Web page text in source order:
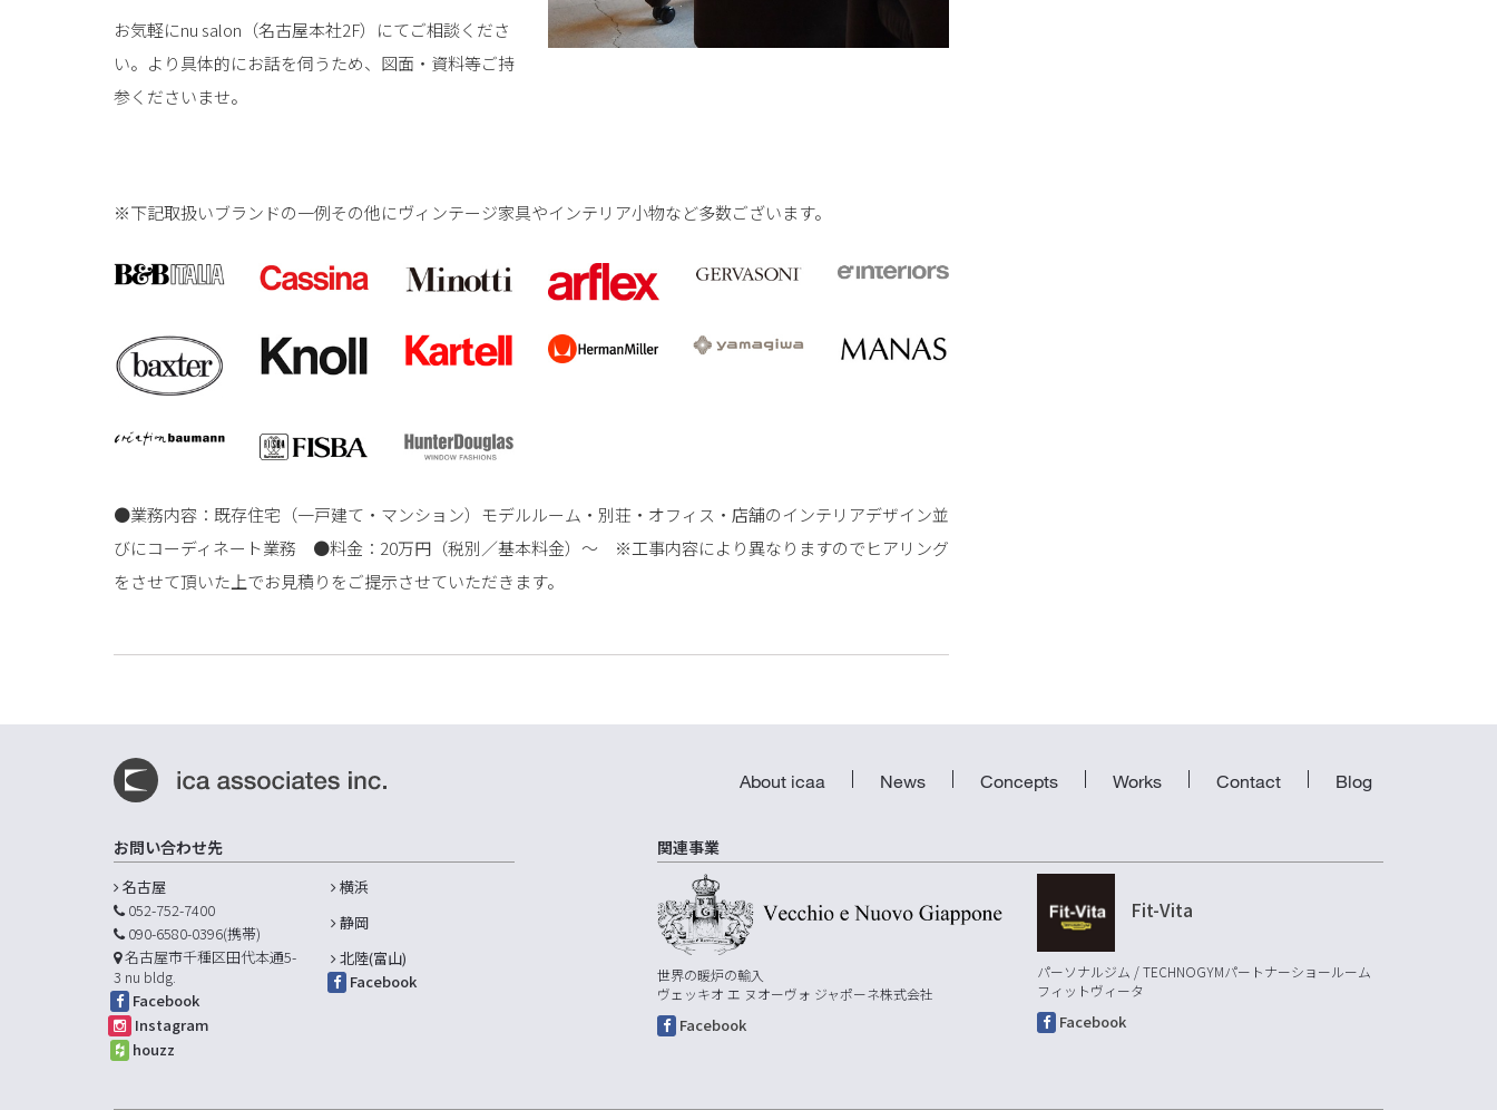
お気軽にnu salon（名古屋本社2F）にてご相談くださ
い。より具体的にお話を伺うため、図面・資料等ご持
参くださいませ。
※下記取扱いブランドの一例その他にヴィンテージ家具やインテリア小物など多数ございます。
●業務内容：既存住宅（一戸建て・マンション）モデルルーム・別荘・オフィス・店舗のインテリアデザイン並
びにコーディネート業務 ●料金：20万円（税別／基本料金）〜 ※工事内容により異なりますのでヒアリング
をさせて頂いた上でお見積りをご提示させていただきます。
About icaa News Concepts Works Contact Blog
お問い合わせ先
名古屋
052-752-7400
090-6580-0396(携帯)
名古屋市千種区田代本通5-
3 nu bldg.
Facebook
Instagram
houzz
横浜
静岡
北陸(富山)
Facebook
関連事業
世界の暖炉の輸入
ヴェッキオ エ ヌオーヴォ ジャポーネ株式会社
Facebook
Fit-Vita
パーソナルジム / TECHNOGYMパートナーショールーム
フィットヴィータ
Facebook